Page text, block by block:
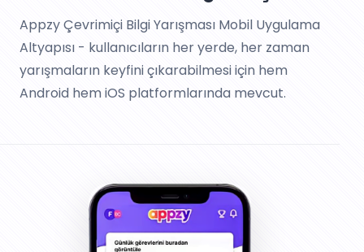
Appzy Çevrimiçi Bilgi Yarışması Mobil Uygulama
Altyapısı - kullanıcıların her yerde, her zaman
yarışmaların keyfini çıkarabilmesi için hem
Android hem iOS platformlarında mevcut.